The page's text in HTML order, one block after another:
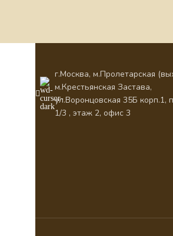
г.Москва, м.Пролетарская
м.Крестьянская Застава,
ул.Воронцовская 35Б корп.1,
1/3 , этаж 2, офис 3